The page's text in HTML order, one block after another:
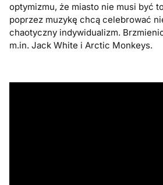
optymizmu, że miasto nie musi być
poprzez muzykę chcą celebrować
chaotyczny indywidualizm.
m.in. Jack White i Arctic Monkeys.